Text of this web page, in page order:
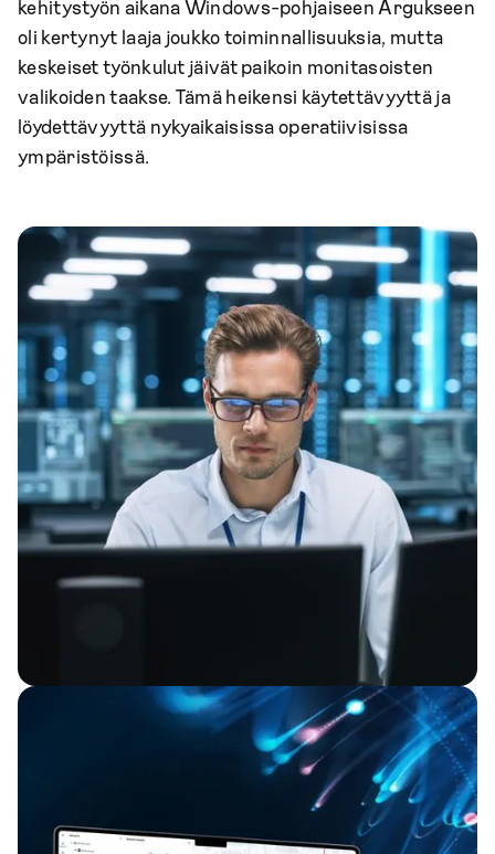
kehitystyön aikana Windows-pohjaiseen Argukseen
oli kertynyt laaja joukko toiminnallisuuksia, mutta
keskeiset työnkulut jäivät paikoin monitasoisten
valikoiden taakse. Tämä heikensi käytettävyyttä ja
löydettävyyttä nykyaikaisissa operatiivisissa
ympäristöissä.